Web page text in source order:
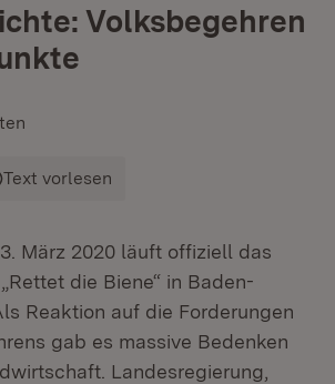
Volksbegehren
Text vorlesen
März 2020 läuft offiziell das
die Biene“ in Baden-
Reaktion auf die Forderungen
gab es massive Bedenken
Landesregierung,